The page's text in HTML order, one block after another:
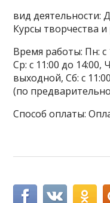
вид деятельности:
Курсы творчества
Время работы: Пн: с
Ср: с 11:00 до 14:00,
выходной, Сб: с
(по
Способ оплаты: